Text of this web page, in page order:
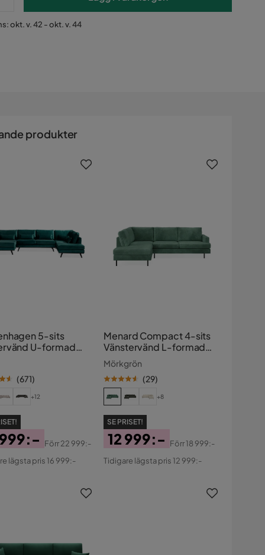
okt. v. 42 - okt. v. 44
produkter
5-sits
U-formad
(671)
+12
Förr22 999:-
lägsta pris 16 999:-
Menard Compact 4-sits
Vänstervänd L-formad
Schäslongsoffa i Sammet
Mörkgrön
(29)
+8
SE PRISET!
Pris
12 999:-
Original
Förr18 999:-
Tidigare lägsta pris 12 999:-